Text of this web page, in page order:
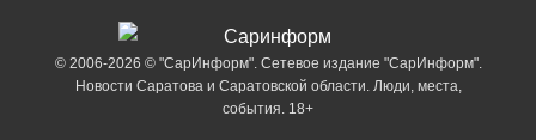
© 2006-2026 © "СарИнформ". Сетевое издание "СарИнформ".
Новости Саратова и Саратовской области. Люди, места,
события. 18+